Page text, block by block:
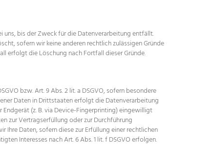
uns, bis der Zweck für die Datenverarbeitung entfällt.
sofern wir keine anderen rechtlich zulässigen Gründe
erfolgt die Löschung nach Fortfall dieser Gründe.
bzw. Art. 9 Abs. 2 lit. a DSGVO, sofern besondere
Daten in Drittstaaten erfolgt die Datenverarbeitung
Endgerät (z. B. via Device-Fingerprinting) eingewilligt
zur Vertragserfüllung oder zur Durchführung
Ihre Daten, sofern diese zur Erfüllung einer rechtlichen
Interesses nach Art. 6 Abs. 1 lit. f DSGVO erfolgen.